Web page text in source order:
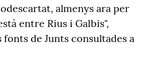
almenys ara per
entre Rius i Galbis",
fonts de Junts consultades a